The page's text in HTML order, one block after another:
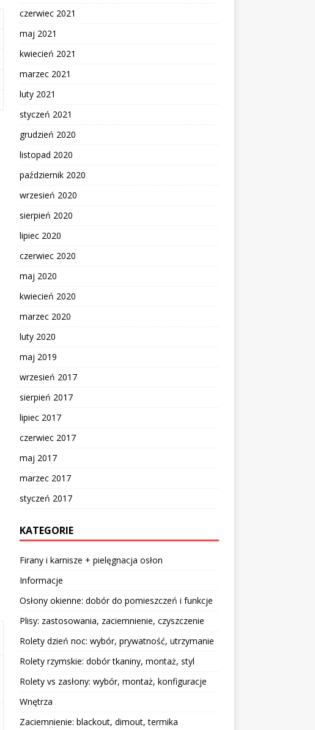
czerwiec 2021
maj 2021
kwiecień 2021
marzec 2021
luty 2021
styczeń 2021
grudzień 2020
listopad 2020
październik 2020
wrzesień 2020
sierpień 2020
lipiec 2020
czerwiec 2020
maj 2020
kwiecień 2020
marzec 2020
luty 2020
maj 2019
wrzesień 2017
sierpień 2017
lipiec 2017
czerwiec 2017
maj 2017
marzec 2017
styczeń 2017
KATEGORIE
Firany i karnisze + pielęgnacja osłon
Informacje
Osłony okienne: dobór do pomieszczeń i funkcje
Plisy: zastosowania, zaciemnienie, czyszczenie
Rolety dzień noc: wybór, prywatność, utrzymanie
Rolety rzymskie: dobór tkaniny, montaż, styl
Rolety vs zasłony: wybór, montaż, konfiguracje
Wnętrza
Zaciemnienie: blackout, dimout, termika